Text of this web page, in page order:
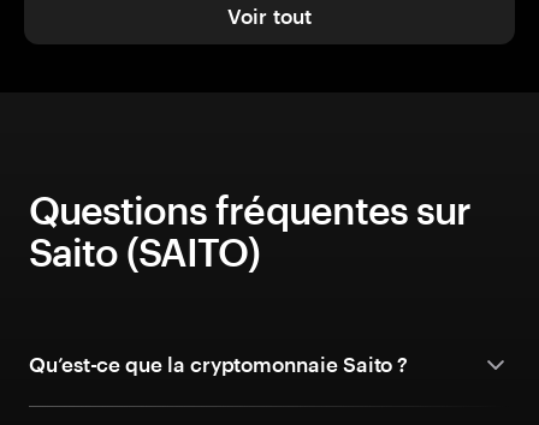
Voir tout
Questions fréquentes sur
Saito (SAITO)
Qu’est-ce que la cryptomonnaie Saito ?